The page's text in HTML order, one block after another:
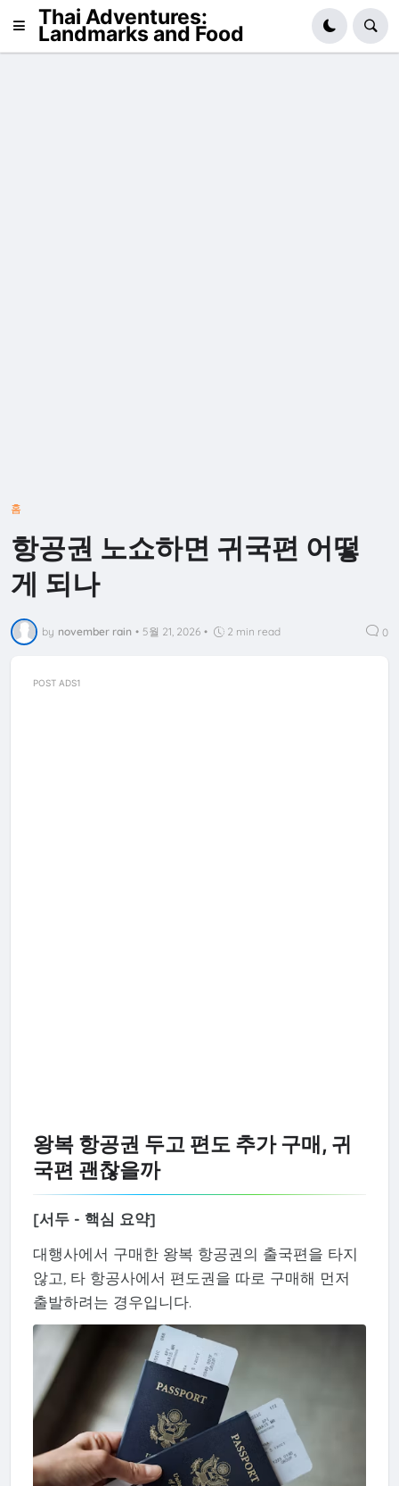
Thai Adventures:
Landmarks and Food
홈
항공권 노쇼하면 귀국편 어떻
게 되나
by november rain • 5월 21, 2026 • 2 min read 0
POST ADS1
왕복 항공권 두고 편도 추가 구매, 귀
국편 괜찮을까
[서두 - 핵심 요약]
대행사에서 구매한 왕복 항공권의 출국편을 타지
않고, 타 항공사에서 편도권을 따로 구매해 먼저
출발하려는 경우입니다.